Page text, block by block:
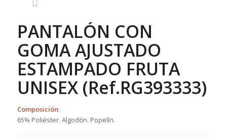
PANTALÓN CON
GOMA AJUSTADO
ESTAMPADO FRUTA
UNISEX (Ref.RG393333)
Composición:
65% Poliéster. Algodón. Popelín.